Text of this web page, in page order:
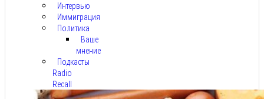
Интервью
Иммиграция
Политика
Ваше
мнение
Подкасты
Radio
Recall